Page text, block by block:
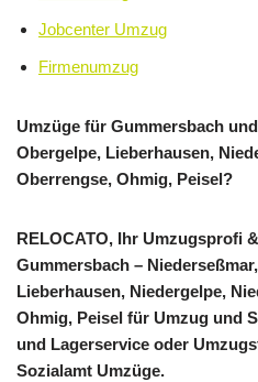
Jobcenter Umzug
Firmenumzug
Umzüge für Gummersbach
Obergelpe, Lieberhausen,
Oberrengse, Ohmig, Peisel?
RELOCATO, Ihr Umzugsprofi
Gummersbach –
Lieberhausen, Niedergelpe,
Ohmig, Peisel für Umzug und
und Lagerservice oder
Sozialamt Umzüge.